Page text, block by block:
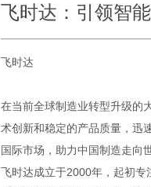
飞时达：引领智
飞时达
在当前全球制造业转型升级的
术创新和稳定的产品质量，迅
国际市场，助力中国制造走向
飞时达成立于2000年，起初